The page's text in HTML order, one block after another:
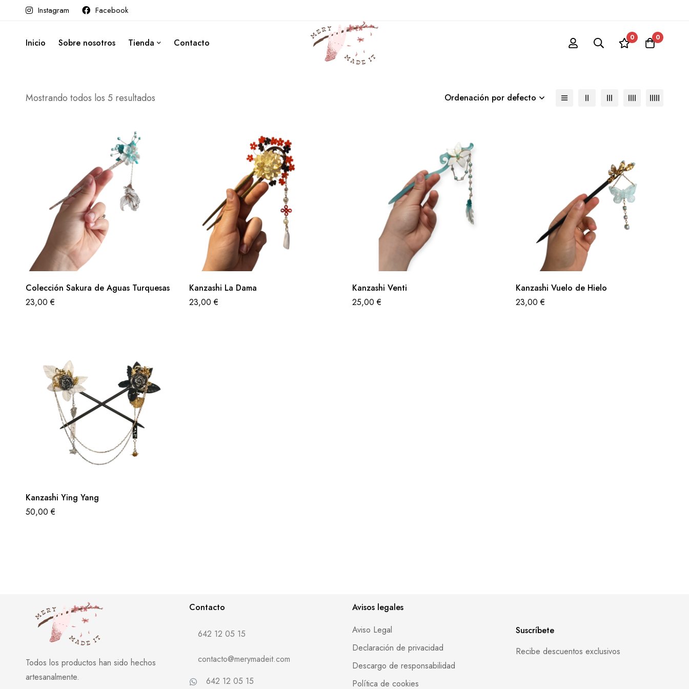
Instagram Facebook
Inicio Sobre nosotros Tienda Contacto 0 0
elegante
Productos
Mostrando todos los 5 resultados Ordenación por defecto
Colección Sakura de Aguas Turquesas
23,00€
Kanzashi La Dama
23,00€
Kanzashi Venti
25,00€
Kanzashi Vuelo de Hielo
23,00€
Kanzashi Ying Yang
50,00€
Todos los productos han sido hechos
artesanalmente.
Contacto
642 12 05 15
contacto@merymadeit.com
642 12 05 15
Avisos legales
Aviso Legal
Declaración de privacidad
Descargo de responsabilidad
Política de cookies
Suscríbete
Recibe descuentos exclusivos